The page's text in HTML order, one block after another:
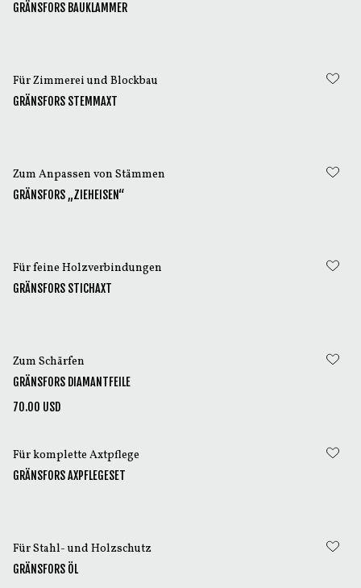
GRÄNSFORS BAUKLAMMER
Für Zimmerei und Blockbau
GRÄNSFORS STEMMAXT
Zum Anpassen von Stämmen
GRÄNSFORS „ZIEHEISEN“
Für feine Holzverbindungen
GRÄNSFORS STICHAXT
Zum Schärfen
GRÄNSFORS DIAMANTFEILE
70.00 USD
Für komplette Axtpflege
GRÄNSFORS AXPFLEGESET
Für Stahl- und Holzschutz
GRÄNSFORS ÖL